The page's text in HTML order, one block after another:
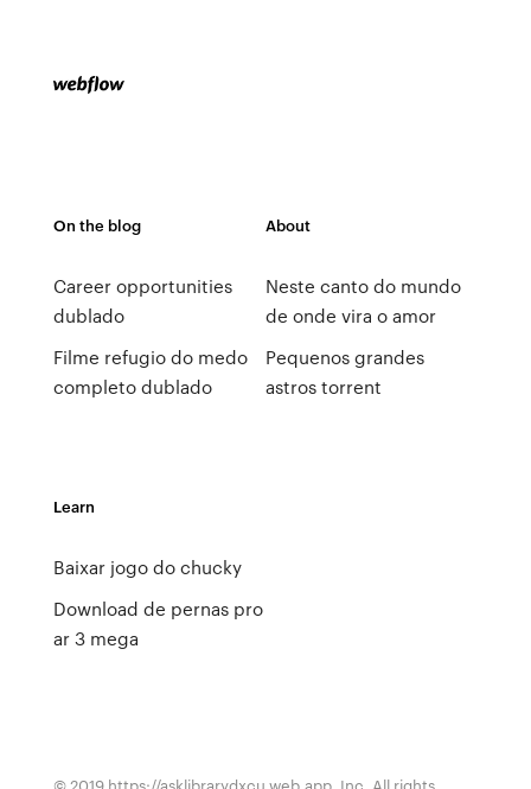
On the blog
Career opportunities
dublado
Filme refugio do medo
completo dublado
About
Neste canto do mundo
de onde vira o amor
Pequenos grandes
astros torrent
Learn
Baixar jogo do chucky
Download de pernas pro
ar 3 mega
© 2019 https://asklibrarydxcu.web.app, Inc. All rights